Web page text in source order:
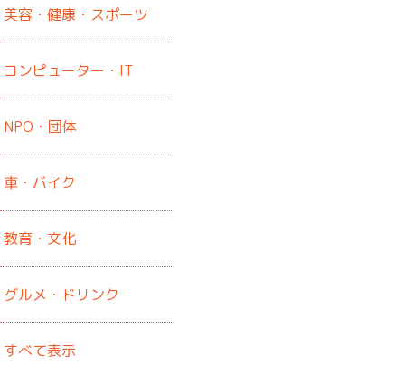
美容・健康・スポーツ
コンピューター・IT
NPO・団体
車・バイク
教育・文化
グルメ・ドリンク
すべて表示